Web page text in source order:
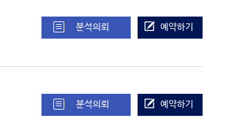
분석의뢰 예약하기
분석의뢰 예약하기